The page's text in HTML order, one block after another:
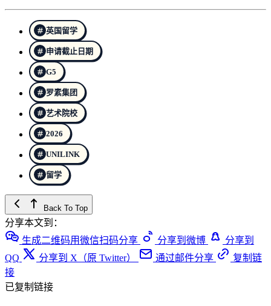
英国留学
申请截止日期
G5
罗素集团
艺术院校
2026
UNILINK
留学
Back To Top
分享本文到：
生成二维码用微信扫码分享
分享到微博
分享到
QQ
分享到 X（原 Twitter） 通过邮件分享
复制链
接
已复制链接